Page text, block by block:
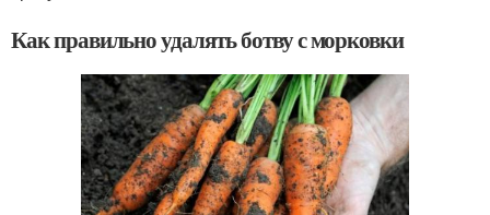
Как правильно удалять ботву с морковки